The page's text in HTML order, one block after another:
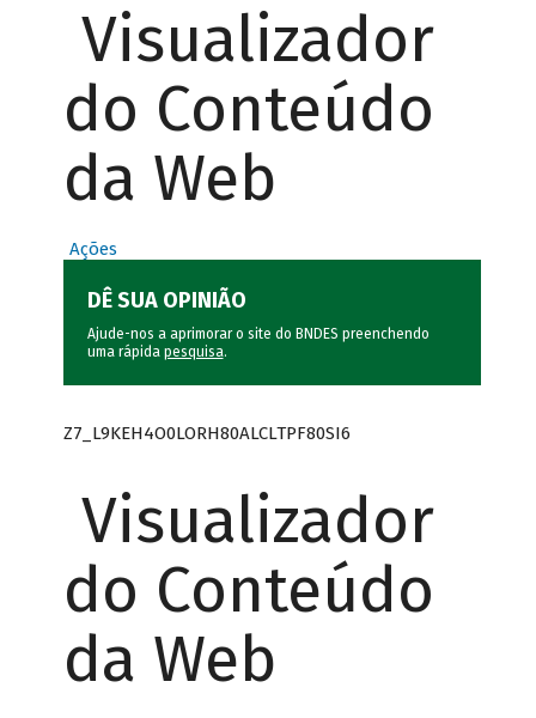
Visualizador
do Conteúdo
da Web
Ações
DÊ SUA OPINIÃO
Ajude-nos a aprimorar o site do BNDES preenchendo
uma rápida pesquisa.
Z7_L9KEH4O0LORH80ALCLTPF80SI6
Visualizador
do Conteúdo
da Web